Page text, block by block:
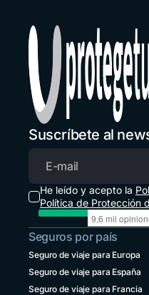
Estados Unidos
+1 914 826 8771
Guatemala
+502 2 3141396
Honduras
+1 914 826 8771
México
Panamá
+507 833 7978
Paraguay
+595 21 2380238
+51 1 6449164
Suscríbete al
Correo electrónico
He leído y acepto la
Política de Protección
Seguros por país
Seguro de viaje para Europa
Seguro de viaje para España
Seguro de viaje para Francia